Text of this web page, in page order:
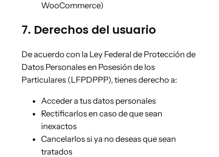
WooCommerce)
7. Derechos del usuario
De acuerdo con la Ley Federal de Protección de
Datos Personales en Posesión de los
Particulares (LFPDPPP), tienes derecho a:
Acceder a tus datos personales
Rectificarlos en caso de que sean
inexactos
Cancelarlos si ya no deseas que sean
tratados